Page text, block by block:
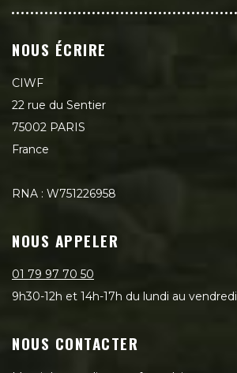
NOUS ÉCRIRE
CIWF
22 rue du Sentier
75002 PARIS
France
RNA : W751226958
NOUS APPELER
01 79 97 70 50
9h30-12h et 14h-17h du lundi au vendredi
NOUS CONTACTER